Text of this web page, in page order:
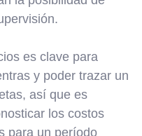
es clave para
y poder trazar un
así que es
los costos
para un período